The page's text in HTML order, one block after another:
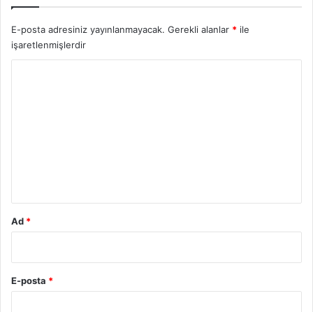
r
a
t
E-posta adresiniz yayınlanmayacak. Gerekli alanlar * ile
işaretlenmişlerdir
Ad *
E-posta *